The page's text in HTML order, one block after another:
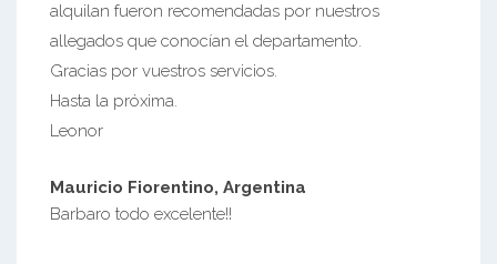
alquilan fueron recomendadas por nuestros
allegados que conocían el departamento.
Gracias por vuestros servicios.
Hasta la próxima.
Leonor
Mauricio Fiorentino, Argentina
Barbaro todo excelente!!